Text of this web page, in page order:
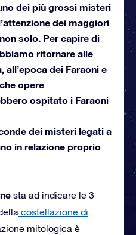
dei più grossi misteri
dei maggiori
solo. Per capire di
ritornare alle
dei Faraoni e
opere
ospitato i Faraoni
dei misteri legati a
in relazione proprio
sta ad indicare le 3
costellazione di
mitologica è